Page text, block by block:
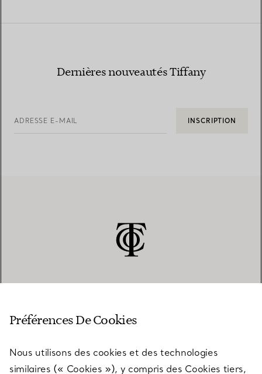
Dernières nouveautés Tiffany
ADRESSE E-MAIL INSCRIPTION
SERVICES
Préférences De Cookies
Nous utilisons des cookies et des technologies
similaires (« Cookies »), y compris des Cookies tiers,